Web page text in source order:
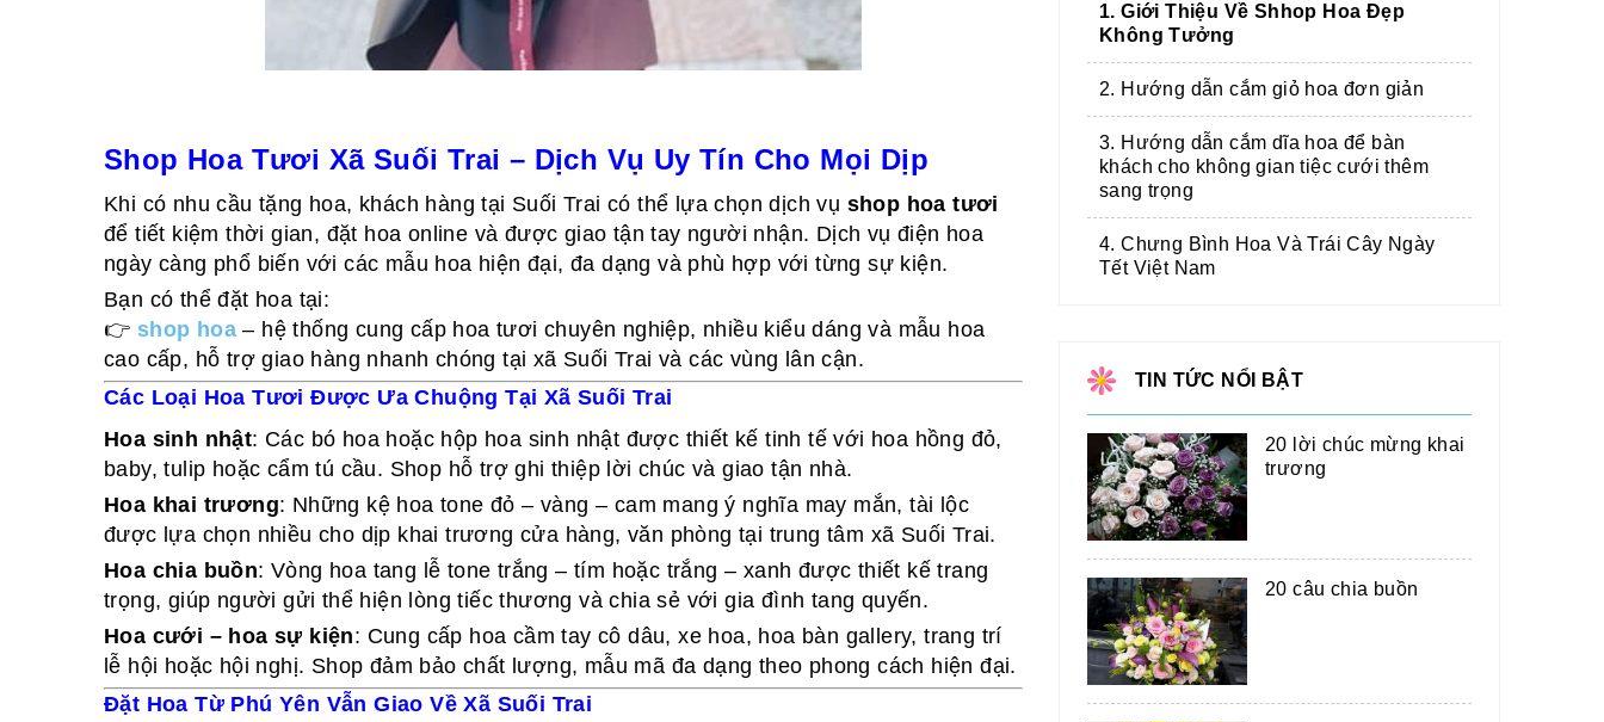
Shop Hoa Tươi Xã Suối Trai – Dịch Vụ Uy Tín Cho Mọi Dịp
Khi có nhu cầu tặng hoa, khách hàng tại Suối Trai có thể lựa chọn dịch vụ shop hoa tươi
để tiết kiệm thời gian, đặt hoa online và được giao tận tay người nhận. Dịch vụ điện hoa
ngày càng phổ biến với các mẫu hoa hiện đại, đa dạng và phù hợp với từng sự kiện.
Bạn có thể đặt hoa tại:
👉 shop hoa – hệ thống cung cấp hoa tươi chuyên nghiệp, nhiều kiểu dáng và mẫu hoa
cao cấp, hỗ trợ giao hàng nhanh chóng tại xã Suối Trai và các vùng lân cận.
Các Loại Hoa Tươi Được Ưa Chuộng Tại Xã Suối Trai
Hoa sinh nhật: Các bó hoa hoặc hộp hoa sinh nhật được thiết kế tinh tế với hoa hồng đỏ,
baby, tulip hoặc cẩm tú cầu. Shop hỗ trợ ghi thiệp lời chúc và giao tận nhà.
Hoa khai trương: Những kệ hoa tone đỏ – vàng – cam mang ý nghĩa may mắn, tài lộc
được lựa chọn nhiều cho dịp khai trương cửa hàng, văn phòng tại trung tâm xã Suối Trai.
Hoa chia buồn: Vòng hoa tang lễ tone trắng – tím hoặc trắng – xanh được thiết kế trang
trọng, giúp người gửi thể hiện lòng tiếc thương và chia sẻ với gia đình tang quyến.
Hoa cưới – hoa sự kiện: Cung cấp hoa cầm tay cô dâu, xe hoa, hoa bàn gallery, trang trí
lễ hội hoặc hội nghị. Shop đảm bảo chất lượng, mẫu mã đa dạng theo phong cách hiện đại.
Đặt Hoa Từ Phú Yên Vẫn Giao Về Xã Suối Trai
1. Giới Thiệu Về Shhop Hoa Đẹp
Không Tưởng
2. Hướng dẫn cắm giỏ hoa đơn giản
3. Hướng dẫn cắm dĩa hoa để bàn
khách cho không gian tiệc cưới thêm
sang trọng
4. Chưng Bình Hoa Và Trái Cây Ngày
Tết Việt Nam
TIN TỨC NỔI BẬT
20 lời chúc mừng khai
trương
20 câu chia buồn